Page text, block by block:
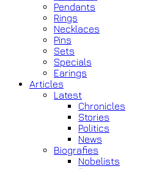
Pendants
Rings
Necklaces
Pins
Sets
Specials
Earings
Articles
Latest
Chronicles
Stories
Politics
News
Biografies
Nobelists